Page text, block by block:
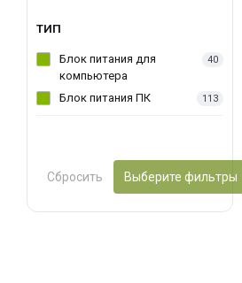
ТИП
Блок питания для
компьютера
40
Блок питания ПК 113
Сбросить Выберите фильтры